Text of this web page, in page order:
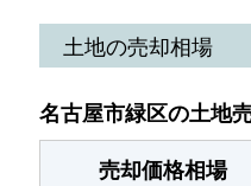
土地の売却相場
名古屋市緑区の土地
売却価格相場